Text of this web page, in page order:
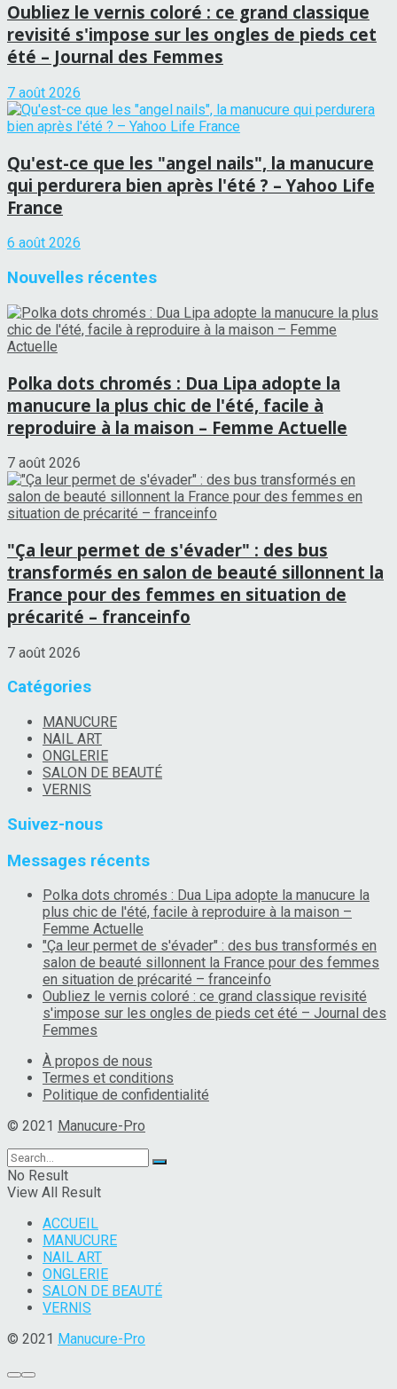
Oubliez le vernis coloré : ce grand classique
revisité s'impose sur les ongles de pieds cet
été – Journal des Femmes
7 août 2026
Qu'est-ce que les "angel nails", la manucure
qui perdurera bien après l'été ? – Yahoo Life
France
6 août 2026
Nouvelles récentes
Polka dots chromés : Dua Lipa adopte la
manucure la plus chic de l'été, facile à
reproduire à la maison – Femme Actuelle
7 août 2026
"Ça leur permet de s'évader" : des bus
transformés en salon de beauté sillonnent la
France pour des femmes en situation de
précarité – franceinfo
7 août 2026
Catégories
MANUCURE
NAIL ART
ONGLERIE
SALON DE BEAUTÉ
VERNIS
Suivez-nous
Messages récents
Polka dots chromés : Dua Lipa adopte la manucure la
plus chic de l'été, facile à reproduire à la maison –
Femme Actuelle
"Ça leur permet de s'évader" : des bus transformés en
salon de beauté sillonnent la France pour des femmes
en situation de précarité – franceinfo
Oubliez le vernis coloré : ce grand classique revisité
s'impose sur les ongles de pieds cet été – Journal des
Femmes
À propos de nous
Termes et conditions
Politique de confidentialité
© 2021 Manucure-Pro
No Result
View All Result
ACCUEIL
MANUCURE
NAIL ART
ONGLERIE
SALON DE BEAUTÉ
VERNIS
© 2021 Manucure-Pro